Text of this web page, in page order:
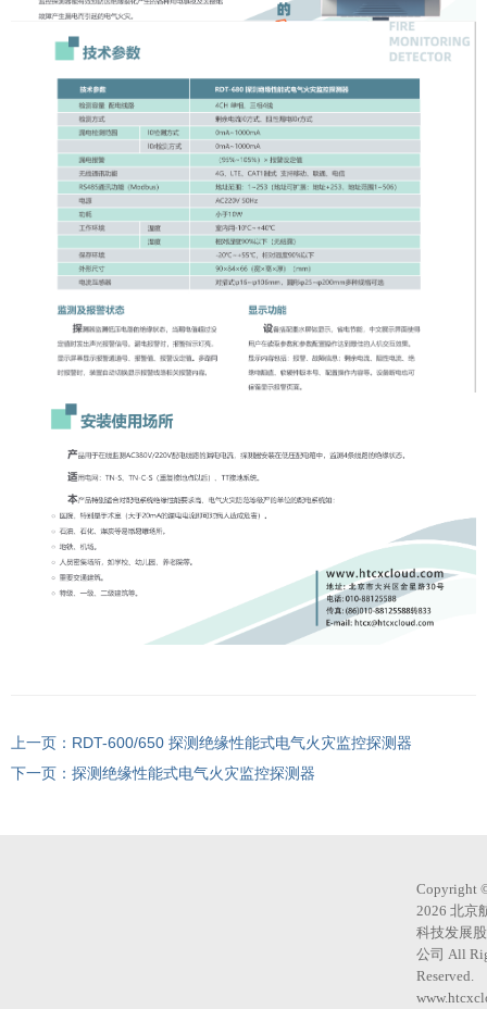
RDT-600/650 探测绝缘性能式电气火灾监控探测器
探测绝缘性能式电气火灾监控探测器
Copyright
2026 北京
科技发展
公司 All
Reserved.